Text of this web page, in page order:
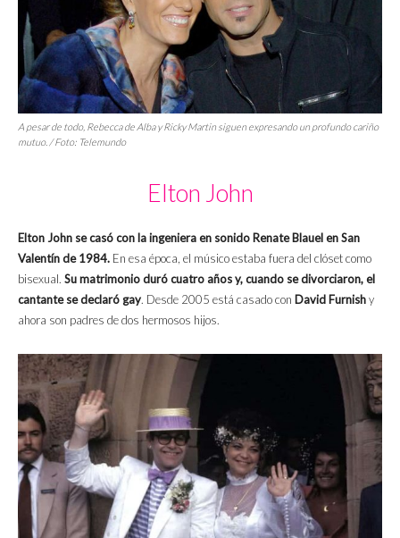
A pesar de todo, Rebecca de Alba y Ricky Martin siguen expresando un profundo cariño
mutuo. / Foto: Telemundo
Elton John
Elton John se casó con la ingeniera en sonido Renate Blauel en San
Valentín de 1984. En esa época, el músico estaba fuera del clóset como
bisexual. Su matrimonio duró cuatro años y, cuando se divorciaron, el
cantante se declaró gay. Desde 2005 está casado con David Furnishy
ahora son padres de dos hermosos hijos.